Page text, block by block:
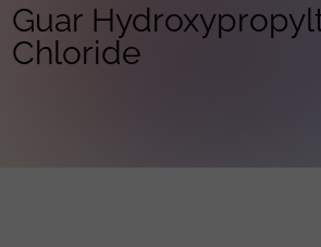
Guar
Chloride